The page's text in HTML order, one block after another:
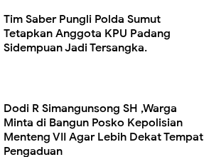
Tim Saber Pungli Polda Sumut
Tetapkan Anggota KPU Padang
Sidempuan Jadi Tersangka.
Dodi R Simangunsong SH ,Warga
Minta di Bangun Posko Kepolisian
Menteng VII Agar Lebih Dekat Tempat
Pengaduan